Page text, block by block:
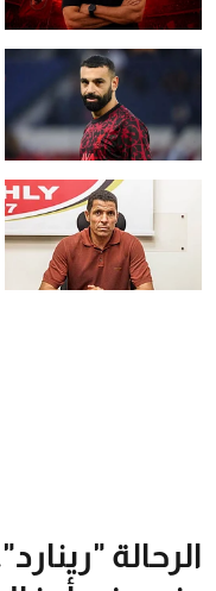
الرحالة